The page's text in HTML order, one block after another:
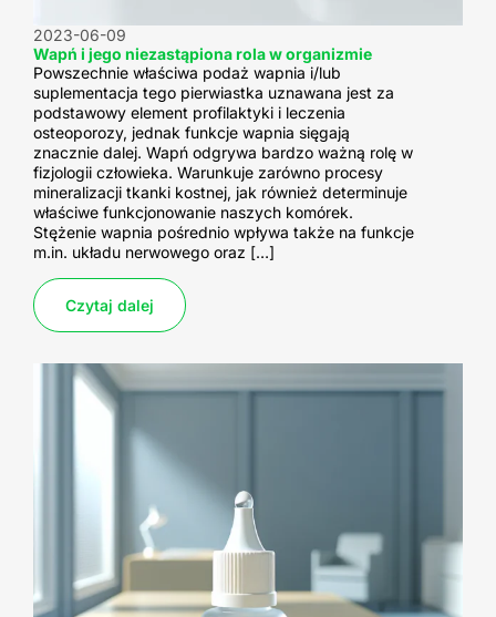
Wapń i jego niezastąpiona rola w organizmie
2023-06-09
Powszechnie właściwa podaż wapnia i/lub
suplementacja tego pierwiastka uznawana jest za
podstawowy element profilaktyki i leczenia
osteoporozy, jednak funkcje wapnia sięgają
znacznie dalej. Wapń odgrywa bardzo ważną rolę w
fizjologii człowieka. Warunkuje zarówno procesy
mineralizacji tkanki kostnej, jak również determinuje
właściwe funkcjonowanie naszych komórek.
Stężenie wapnia pośrednio wpływa także na funkcje
m.in. układu nerwowego oraz […]
Czytaj dalej